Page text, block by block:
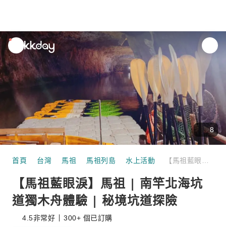
unread
notifications
8
首頁 台灣 馬祖 馬祖列島 水上活動
【馬祖藍眼淚】馬祖 | 南竿北海坑
道獨木舟體驗 | 秘境坑道探險
4.5非常好 300+ 個已訂購